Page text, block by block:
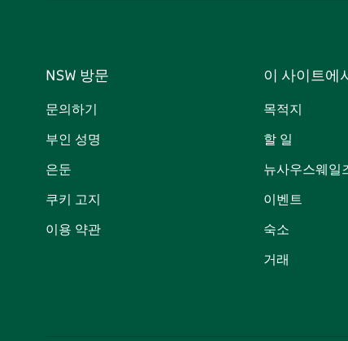
NSW 방문
문의하기
부인 성명
은둔
쿠키 고지
이용 약관
이 사이트에
목적지
할 일
뉴사우스웨일
이벤트
숙소
거래